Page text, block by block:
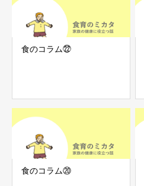
食のコラム㉒
食のコラム⑳